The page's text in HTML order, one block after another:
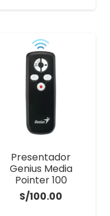
Presentador
Genius Media
Pointer 100
S/100.00